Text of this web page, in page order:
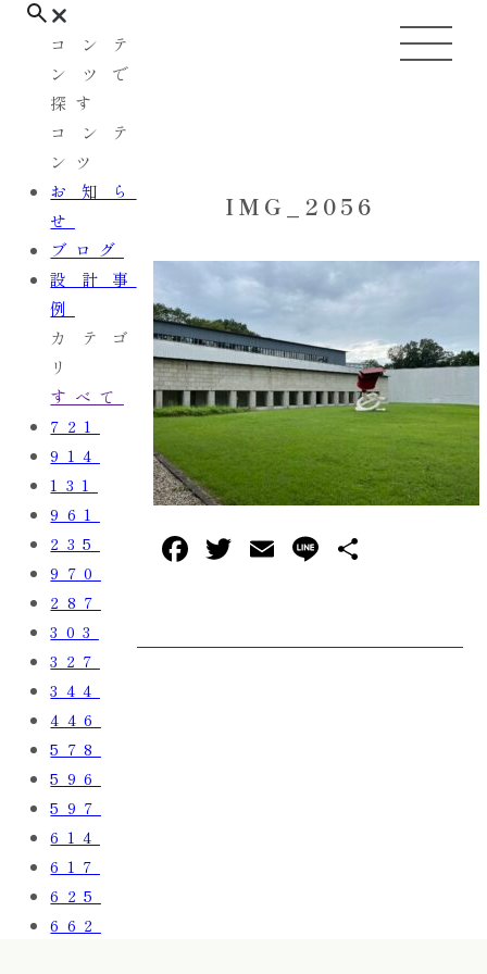
コンテ
ンツで
探す
コンテ
ンツ
お知ら
せ
ブログ
設計事
例
カテゴ
リ
すべて
721
914
131
961
235
970
287
303
327
344
446
578
596
597
614
617
625
662
IMG_2056
F
e
T
te
E
l
L